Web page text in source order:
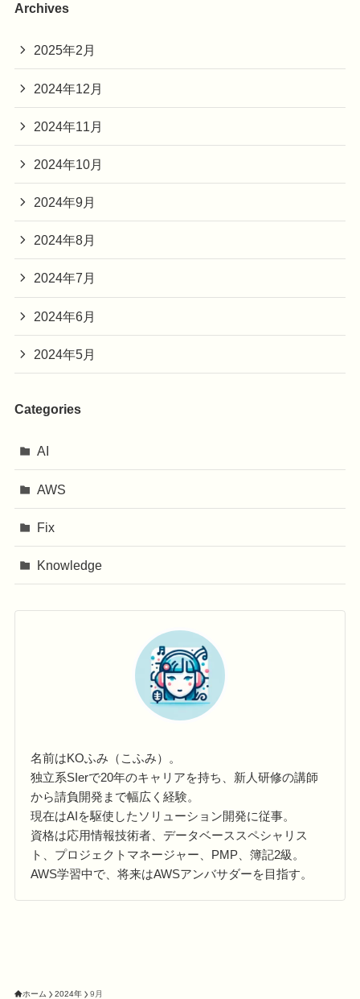
Archives
2025年2月
2024年12月
2024年11月
2024年10月
2024年9月
2024年8月
2024年7月
2024年6月
2024年5月
Categories
AI
AWS
Fix
Knowledge
名前はKOふみ（こふみ）。
独立系SIerで20年のキャリアを持ち、新人研修の講師
から請負開発まで幅広く経験。
現在はAIを駆使したソリューション開発に従事。
資格は応用情報技術者、データベーススペシャリス
ト、プロジェクトマネージャー、PMP、簿記2級。
AWS学習中で、将来はAWSアンバサダーを目指す。
ホーム 2024年 9月